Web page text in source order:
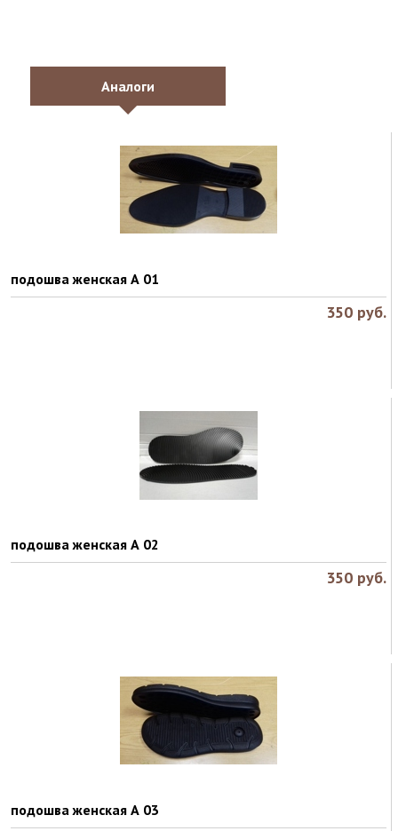
Аналоги
подошва женская А 01
350 руб.
подошва женская А 02
350 руб.
подошва женская А 03